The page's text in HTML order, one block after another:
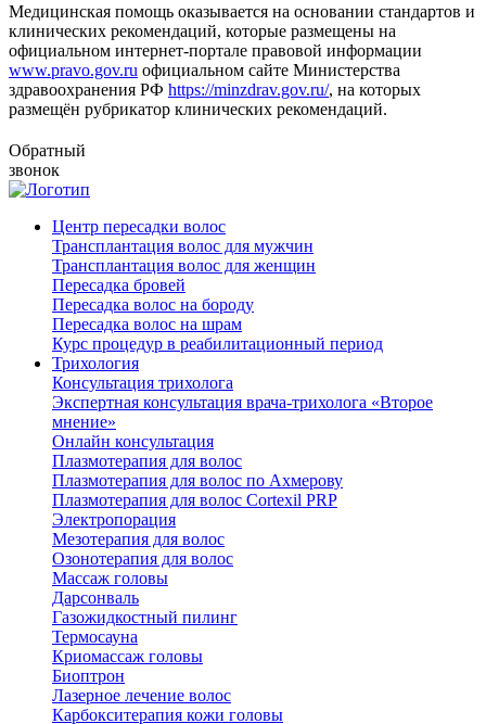
Медицинская помощь оказывается на основании стандартов и
клинических рекомендаций, которые размещены на
официальном интернет-портале правовой информации
www.pravo.gov.ru официальном сайте Министерства
здравоохранения РФ https://minzdrav.gov.ru/, на которых
размещён рубрикатор клинических рекомендаций.
Обратный
звонок
Центр пересадки волос
Трансплантация волос для мужчин
Трансплантация волос для женщин
Пересадка бровей
Пересадка волос на бороду
Пересадка волос на шрам
Курс процедур в реабилитационный период
Трихология
Консультация трихолога
Экспертная консультация врача-трихолога «Второе
мнение»
Онлайн консультация
Плазмотерапия для волос
Плазмотерапия для волос по Ахмерову
Плазмотерапия для волос Cortexil PRP
Электропорация
Мезотерапия для волос
Озонотерапия для волос
Массаж головы
Дарсонваль
Газожидкостный пилинг
Термосауна
Криомассаж головы
Биоптрон
Лазерное лечение волос
Карбокситерапия кожи головы